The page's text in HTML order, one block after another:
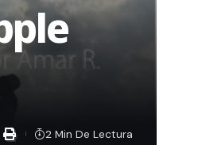
2 Min De Lectura